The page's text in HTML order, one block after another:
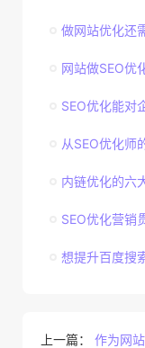
做网站优化还
网站做SEO优
SEO优化能对
从SEO优化师
内链优化的六
SEO优化营销
想提升百度搜
上一篇： 作为网